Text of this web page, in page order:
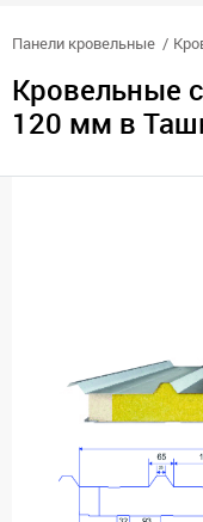
Панели кровельные
Кровельные
120 мм в